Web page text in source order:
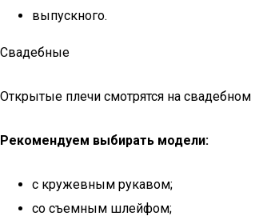
выпускного.
Свадебные
Открытые плечи смотрятся на свадебном
Рекомендуем выбирать модели:
с кружевным рукавом;
со съемным шлейфом;